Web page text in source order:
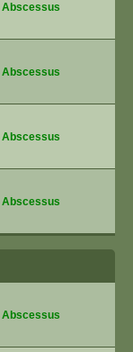
Abscessus
Abscessus
Abscessus
Abscessus
Abscessus